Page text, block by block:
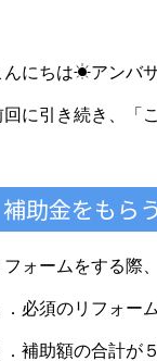
んにちは☀アンバ
回に引き続き、「
補助金をもら
フォームをする際
．必須のリフォー
．補助額の合計が